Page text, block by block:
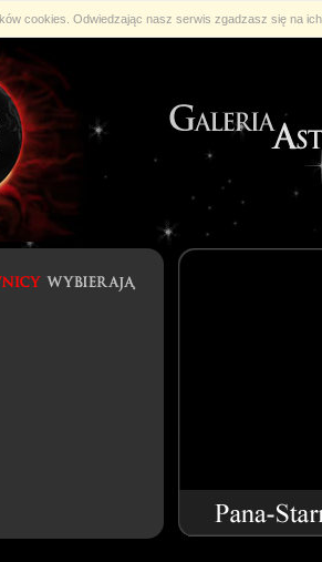
cookies. Odwiedzając nasz serwis zgadzasz się na